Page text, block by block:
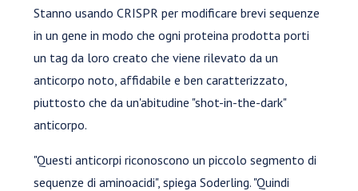
Stanno usando CRISPR per modificare brevi sequenze
in un gene in modo che ogni proteina prodotta porti
un tag da loro creato che viene rilevato da un
anticorpo noto, affidabile e ben caratterizzato,
piuttosto che da un'abitudine "shot-in-the-dark"
anticorpo.
"Questi anticorpi riconoscono un piccolo segmento di
sequenze di aminoacidi", spiega Soderling. "Quindi